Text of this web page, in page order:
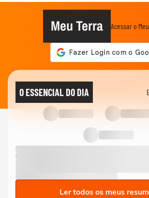
Meu Terra Acessar o
O ESSENCIAL DO DIA
Ler todos os meus